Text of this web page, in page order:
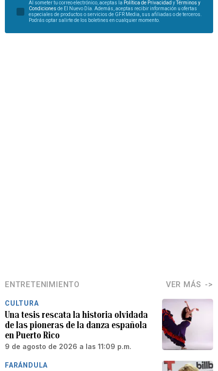
Al someter tu correo electrónico, aceptas la Política de Privacidad yTérminos y
Condiciones de El Nuevo Día. Además, aceptas recibir información u ofertas
especiales de productos o servicios de GFR Media, sus afiliadas o de terceros.
Podrás optar salirte de los boletines en cualquier momento.
ENTRETENIMIENTO VER MÁS
CULTURA
Una tesis rescata la historia olvidada
de las pioneras de la danza española
en Puerto Rico
9 de agosto de 2026 a las 11:09 p.m.
FARÁNDULA